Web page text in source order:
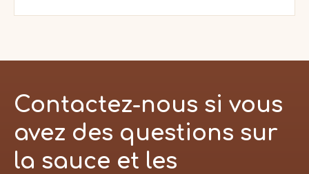
Contactez-nous si vous
avez des questions sur
la sauce et les